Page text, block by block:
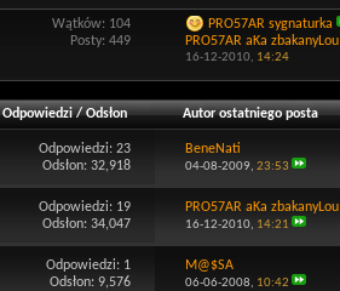
Wątków: 104
Posty: 449
PRO57AR sygnaturka
PRO57AR aKa zbakanyLou
16-12-2010, 14:24
Odpowiedzi/Odsłon Autor ostatniego posta
Odpowiedzi:23
Odsłon: 32,918
BeneNati
04-08-2009, 23:53
Odpowiedzi: 19
Odsłon: 34,047
PRO57AR aKa zbakanyLou
16-12-2010, 14:21
Odpowiedzi: 1
Odsłon: 9,576
M@$SA
06-06-2008, 10:42